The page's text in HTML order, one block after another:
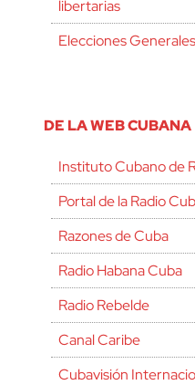
libertarias
Elecciones
DE LA WEB CUBANA
Instituto Cubano de
Portal de la Radio
Razones de Cuba
Radio Habana Cuba
Radio Rebelde
Canal Caribe
Cubavisión